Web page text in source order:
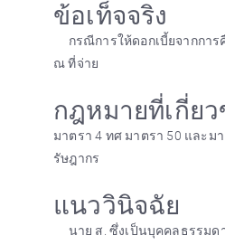
ข้อเท็จจริง
กรณีการให้ดอกเบี้ยจากกา
ณ ที่จ่าย
กฎหมายที่เกี่ยว
มาตรา 4 ทศ มาตรา 50 และม
รัษฎากร
แนววินิจฉัย
นาย ส. ซึ่งเป็นบุคคลธรรมด